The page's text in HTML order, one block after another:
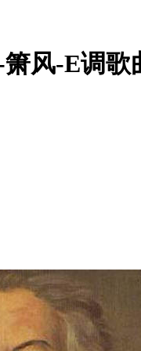
风-E调歌